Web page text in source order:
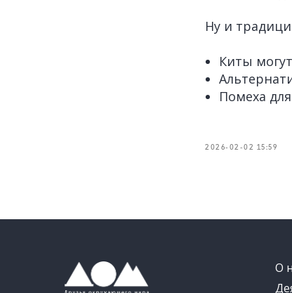
Ну и
Киты
Помеха
2026-02-02 15:59
О